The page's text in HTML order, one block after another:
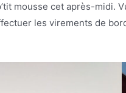
mousse cet après-midi.
les virements de